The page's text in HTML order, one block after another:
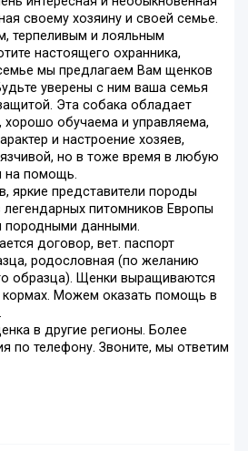
своему хозяину и своей семье.
терпеливым и лояльным
настоящего охранника,
мы предлагаем Вам щенков
уверены с ним ваша семья
Эта собака обладает
обучаема и управляема,
и настроение хозяев,
но в тоже время в любую
на помощь.
яркие представители породы
питомников Европы
породными данными.
договор, вет. паспорт
родословная (по желанию
образца). Щенки выращиваются
Можем оказать помощь в
в другие регионы. Более
по телефону. Звоните, мы ответим